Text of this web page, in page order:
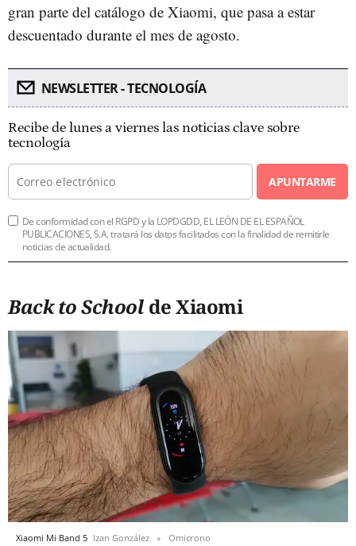
gran parte del catálogo de Xiaomi, que pasa a estar
descuentado durante el mes de agosto.
NEWSLETTER - TECNOLOGÍA
Recibe de lunes a viernes las noticias clave sobre
tecnología
APUNTARME
De conformidad con el RGPD y la LOPDGDD, EL LEÓN DE EL ESPAÑOL
PUBLICACIONES, S.A. tratará los datos facilitados con la finalidad de remitirle
noticias de actualidad.
Back to School de Xiaomi
Xiaomi Mi Band 5 Izan González Omicrono